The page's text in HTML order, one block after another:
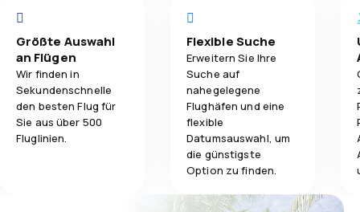
Luxus benötigen, ein spezielles Zimmer Le Salon zur
Verfügung, wo sie sich entspannen können,
kostenlos Wi-Fi und eine Dusche nutzen sowie lokale
Zeitungen lesen können.
Reisekomfort 4,0
Gepäckbeförderung 5,0
Verpflegung 5,0
Reisekomfort
Größte Auswahl
an Flügen
Wir finden in
Sekundenschnelle
den besten Flug für
Sie aus über 500
Fluglinien.
Flexible Suche
Erweitern Sie Ihre
Suche auf
nahegelegene
Flughäfen und eine
flexible
Datumsauswahl, um
die günstigste
Option zu finden.